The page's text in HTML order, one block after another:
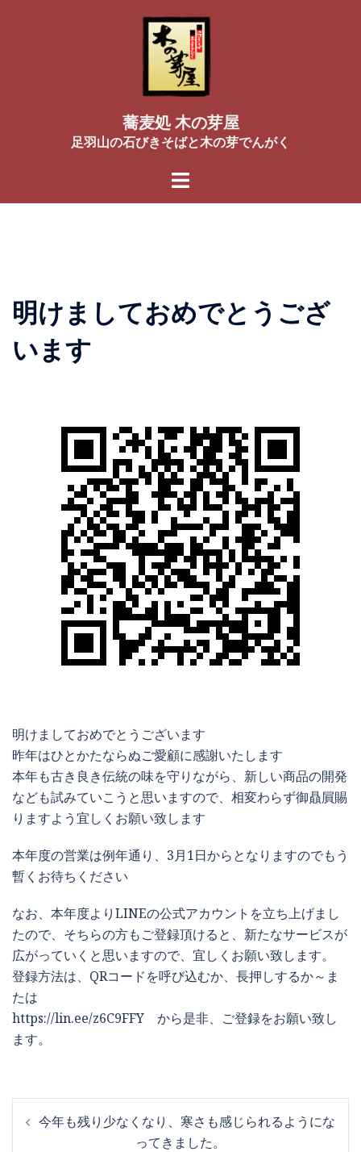
蕎麦処 木の芽屋
足羽山の石びきそばと木の芽でんがく
明けましておめでとうござ
います
明けましておめでとうございます
昨年はひとかたならぬご愛顧に感謝いたします
本年も古き良き伝統の味を守りながら、新しい商品の開発
なども試みていこうと思いますので、相変わらず御贔屓賜
りますよう宜しくお願い致します
本年度の営業は例年通り、3月1日からとなりますのでもう
暫くお待ちください
なお、本年度よりLINEの公式アカウントを立ち上げまし
たので、そちらの方もご登録頂けると、新たなサービスが
広がっていくと思いますので、宜しくお願い致します。
登録方法は、QRコードを呼び込むか、長押しするか～ま
たは
https://lin.ee/z6C9FFY から是非、ご登録をお願い致し
ます。
投
稿 今年も残り少なくなり、寒さも感じられるようにな
ってきました。